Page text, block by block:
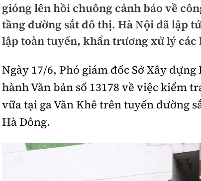
Nhà
Thi viết
sự ATGT địa phương
Văn hóa giao thông
Chung tay vì ATGT
Gương sáng giao thông
xem thêm
Thể
Bóng
gióng lên hồi chuông cảnh báo về
tầng đường sắt đô thị. Hà Nội đã lập
lập toàn tuyến, khẩn trương xử lý các
Ngày 17/6, Phó giám đốc Sở Xây
hành Văn bản số 13178 về việc kiểm
vữa tại ga Văn Khê trên tuyến đường
Hà Đông.